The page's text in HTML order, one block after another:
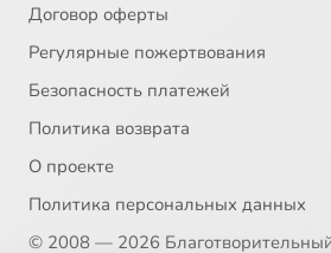
Договор оферты
Регулярные пожертвования
Безопасность платежей
Политика возврата
О проекте
Политика персональных данных
© 2008 — 2026